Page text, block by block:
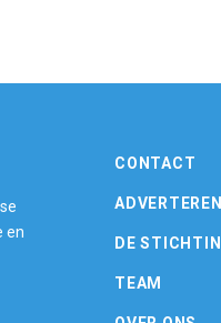
en
CONTACT
ADVERTEREN
DE
TEAM